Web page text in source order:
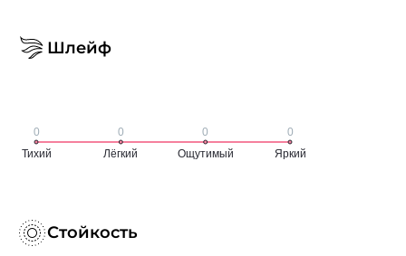
Шлейф
Стойкость